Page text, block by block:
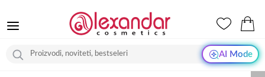
AI Mode